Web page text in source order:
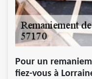
Pour un
fiez-vous à